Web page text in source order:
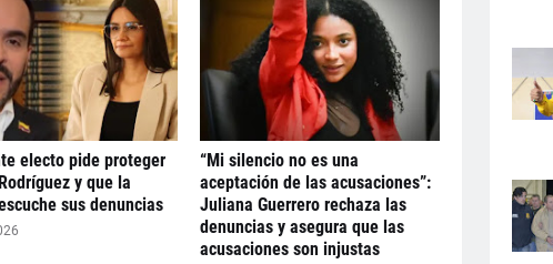
electo pide proteger
y que la
sus denuncias
“Mi silencio no es una
aceptación de las acusaciones”:
Juliana Guerrero rechaza las
denuncias y asegura que las
acusaciones son injustas